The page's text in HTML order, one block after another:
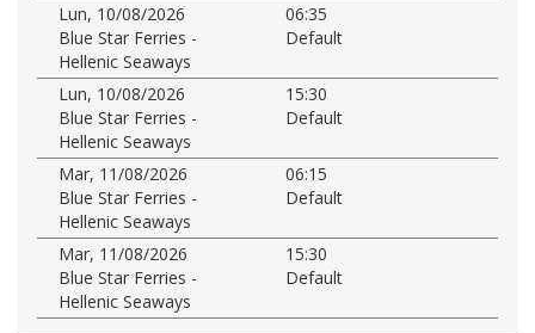
Lun, 10/08/2026
06:35
Blue Star Ferries -
Hellenic Seaways
Default
Lun, 10/08/2026
15:30
Blue Star Ferries -
Hellenic Seaways
Default
Mar, 11/08/2026
06:15
Blue Star Ferries -
Hellenic Seaways
Default
Mar, 11/08/2026
15:30
Blue Star Ferries -
Hellenic Seaways
Default